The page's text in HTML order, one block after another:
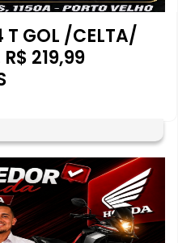
T GOL /CELTA/
219,99